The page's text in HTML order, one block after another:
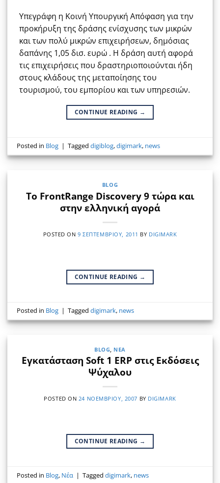
Υπεγράφη η Κοινή Υπουργική Απόφαση για την
προκήρυξη της δράσης ενίσχυσης των μικρών
και των πολύ μικρών επιχειρήσεων, δημόσιας
δαπάνης 1,05 δισ. ευρώ . Η δράση αυτή αφορά
τις επιχειρήσεις που δραστηριοποιούνται ήδη
στους κλάδους της μεταποίησης του
τουρισμού, του εμπορίου και των υπηρεσιών.
CONTINUE READING →
Posted in Blog | Taggeddigiblog,digimark, news
BLOG
Το FrontRange Discovery 9 τώρα και
στην ελληνική αγορά
POSTED ON9 ΣΕΠΤΕΜΒΡΊΟΥ, 2011 BY DIGIMARK
CONTINUE READING →
Posted in Blog | Taggeddigimark, news
BLOG ΝΈΑ
Εγκατάσταση Soft 1 ERP στις Εκδόσεις
Ψύχαλου
POSTED ON 24 ΝΟΕΜΒΡΊΟΥ, 2007 BY DIGIMARK
CONTINUE READING →
Posted in Blog, Νέα | Taggeddigimark, news